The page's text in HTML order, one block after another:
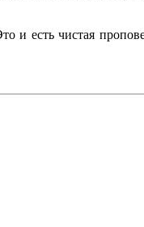
и есть чистая